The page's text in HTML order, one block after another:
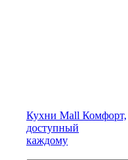
Кухни Mall Комфорт,
доступный
каждому